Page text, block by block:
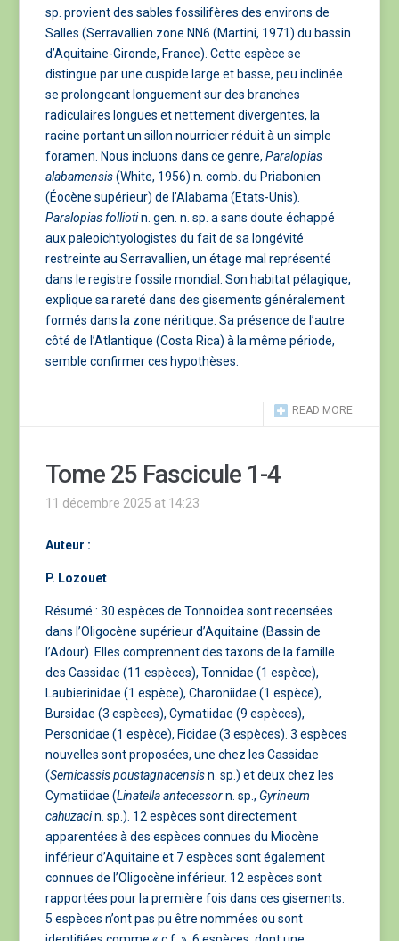
sp. provient des sables fossilifères des environs de
Salles (Serravallien zone NN6 (Martini, 1971) du bassin
d’Aquitaine-Gironde, France). Cette espèce se
distingue par une cuspide large et basse, peu inclinée
se prolongeant longuement sur des branches
radiculaires longues et nettement divergentes, la
racine portant un sillon nourricier réduit à un simple
foramen. Nous incluons dans ce genre,Paralopias
alabamensis(White, 1956) n. comb. du Priabonien
(Éocène supérieur) de l’Alabama (Etats-Unis).
Paralopias folliotin. gen. n. sp. a sans doute échappé
aux paleoichtyologistes du fait de sa longévité
restreinte au Serravallien, un étage mal représenté
dans le registre fossile mondial. Son habitat pélagique,
explique sa rareté dans des gisements généralement
formés dans la zone néritique. Sa présence de l’autre
côté de l’Atlantique (Costa Rica) à la même période,
semble confirmer ces hypothèses.
READ MORE
Tome 25 Fascicule 1-4
11 décembre 2025 at 14:23
Auteur :
P. Lozouet
Résumé : 30 espèces de Tonnoidea sont recensées
dans l’Oligocène supérieur d’Aquitaine (Bassin de
l’Adour). Elles comprennent des taxons de la famille
des Cassidae (11 espèces), Tonnidae (1 espèce),
Laubierinidae (1 espèce), Charoniidae (1 espèce),
Bursidae (3 espèces), Cymatiidae (9 espèces),
Personidae (1 espèce), Ficidae (3 espèces). 3 espèces
nouvelles sont proposées, une chez les Cassidae
(Semicassis poustagnacensisn. sp.) et deux chez les
Cymatiidae (Linatella antecessorn. sp., Gyrineum
cahuzacin. sp.). 12 espèces sont directement
apparentées à des espèces connues du Miocène
inférieur d’Aquitaine et 7 espèces sont également
connues de l’Oligocène inférieur. 12 espèces sont
rapportées pour la première fois dans ces gisements.
5 espèces n’ont pas pu être nommées ou sont